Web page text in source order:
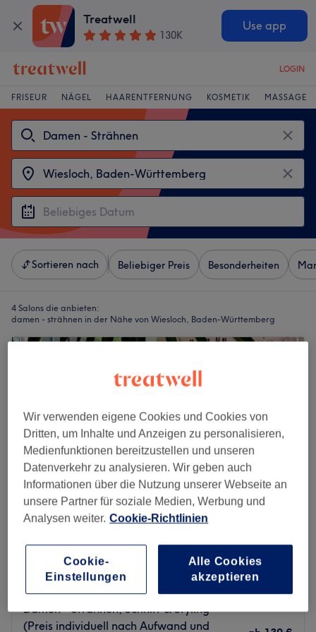
Treatwell
130K
Use app
LOGIN
FRISEUR NÄGEL HAARENTFERNUNG KOSMETIK MASSAGE
Sortieren nach Beliebiger Preis Besonderheiten
4 Salons die anbieten:
damen - strähnen in der Nähe von Wiesloch, Baden-Württemberg
337 Bewertungen
Walldorf, Baden-Württemberg
Auf Karte anzeigen
Damen - Strähnen, Schnitt & Styling –
(Preis individuell nach Aufwand und
Wir verwenden eigene Cookies und Cookies von
Dritten, um Inhalte und Anzeigen zu personalisieren,
Medienfunktionen bereitzustellen und unseren
Datenverkehr zu analysieren. Wir geben auch
Informationen über die Nutzung unserer Webseite an
unsere Partner für soziale Medien, Werbung und
Analysen weiter. Cookie-Richtlinien
Cookie-
Einstellungen
Alle Cookies
akzeptieren